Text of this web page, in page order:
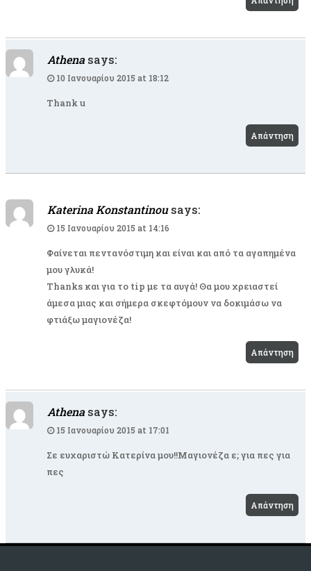
Athena says:
10 Ιανουαρίου 2015 at 18:12
Thank u
Απάντηση
Katerina Konstantinou says:
15 Ιανουαρίου 2015 at 14:16
Φαίνεται πεντανόστιμη και είναι και από τα αγαπημένα
μου γλυκά!
Thanks και για το tip με τα αυγά! Θα μου χρειαστεί
άμεσα μιας και σήμερα σκεφτόμουν να δοκιμάσω να
φτιάξω μαγιονέζα!
Απάντηση
Athena says:
15 Ιανουαρίου 2015 at 17:01
Σε ευχαριστώ Κατερίνα μου!!Μαγιονέζα ε; για πες για
πες
Απάντηση